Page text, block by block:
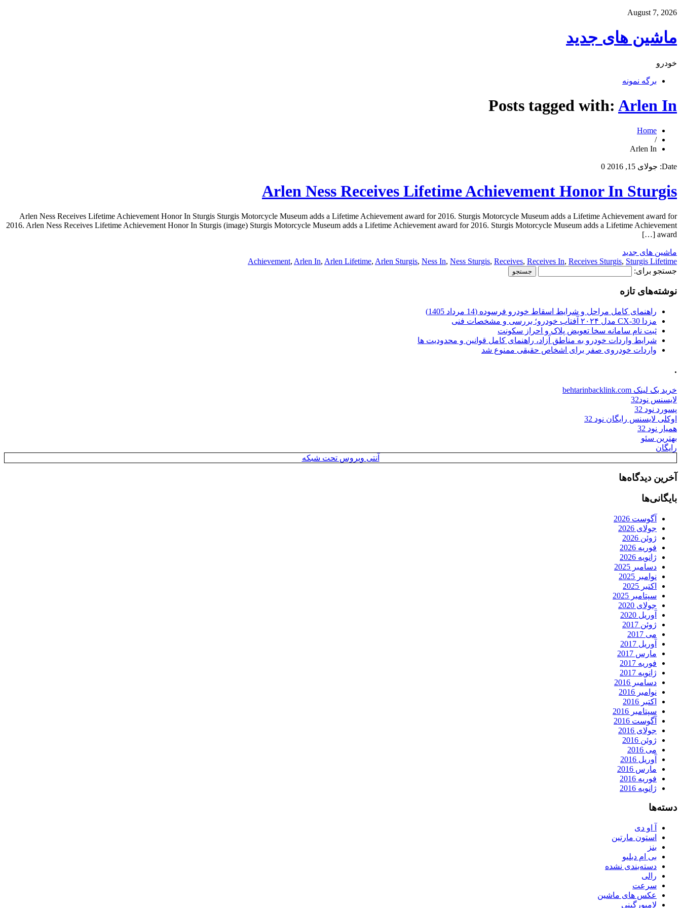
August 7, 2026
ماشین های جدید
خودرو
برگه نمونه
Posts tagged with: Arlen In
Home
/
Arlen In
Date: جولای 15, 2016 0
Arlen Ness Receives Lifetime Achievement Honor In Sturgis
Arlen Ness Receives Lifetime Achievement Honor In Sturgis Sturgis Motorcycle Museum adds a Lifetime Achievement award for 2016. Sturgis Motorcycle Museum adds a Lifetime Achievement award for
2016. Arlen Ness Receives Lifetime Achievement Honor In Sturgis (image) Sturgis Motorcycle Museum adds a Lifetime Achievement award for 2016. Sturgis Motorcycle Museum adds a Lifetime Achievement
award […]
ماشین های جدید
Achievement, Arlen In, Arlen Lifetime, Arlen Sturgis, Ness In, Ness Sturgis, Receives, Receives In, Receives Sturgis, Sturgis Lifetime
جستجو برای:
نوشته‌های تازه
راهنمای کامل مراحل و شرایط اسقاط خودرو فرسوده (14 مرداد 1405)
مزدا CX-30 مدل ۲۰۲۴ آفتاب خودرو؛ بررسی و مشخصات فنی
ثبت نام سامانه سخا تعویض پلاک و احراز سکونت
شرایط واردات خودرو به مناطق آزاد، راهنمای کامل قوانین و محدودیت ها
واردات خودروی صفر برای اشخاص حقیقی ممنوع شد
.
خرید بک لینک behtarinbacklink.com
لایسنس نود32
پسورد نود 32
اوکلی لایسنس رایگان نود 32
همیار نود 32
بهترین سئو
رایگان
آنتی ویروس تحت شبکه
آخرین دیدگاه‌ها
بایگانی‌ها
آگوست 2026
جولای 2026
ژوئن 2026
فوریه 2026
ژانویه 2026
دسامبر 2025
نوامبر 2025
اکتبر 2025
سپتامبر 2025
جولای 2020
آوریل 2020
ژوئن 2017
می 2017
آوریل 2017
مارس 2017
فوریه 2017
ژانویه 2017
دسامبر 2016
نوامبر 2016
اکتبر 2016
سپتامبر 2016
آگوست 2016
جولای 2016
ژوئن 2016
می 2016
آوریل 2016
مارس 2016
فوریه 2016
ژانویه 2016
دسته‌ها
آ او دی
استون مارتین
بنز
بی ام دبلیو
دسته‌بندی نشده
رالی
سرعت
عکس های ماشین
لامبورگینی